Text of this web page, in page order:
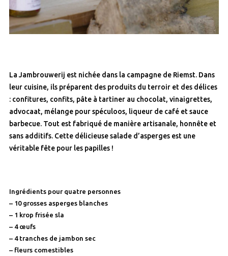
La Jambrouwerij est nichée dans la campagne de Riemst. Dans
leur cuisine, ils préparent des produits du terroir et des délices
: confitures, confits, pâte à tartiner au chocolat, vinaigrettes,
advocaat, mélange pour spéculoos, liqueur de café et sauce
barbecue. Tout est fabriqué de manière artisanale, honnête et
sans additifs. Cette délicieuse salade d’asperges est une
véritable fête pour les papilles !
Ingrédients pour quatre personnes
– 10 grosses asperges blanches
– 1 krop frisée sla
– 4 œufs
– 4 tranches de jambon sec
– fleurs comestibles